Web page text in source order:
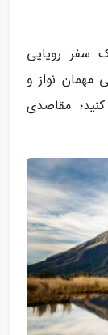
سفر رویایی
مهمان نواز و
مقاصدی